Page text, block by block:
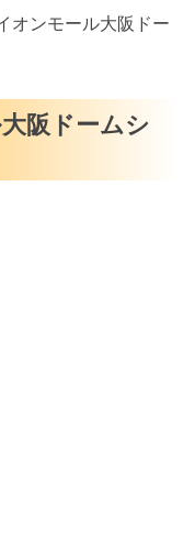
オンモール大阪ドー
阪ドームシ